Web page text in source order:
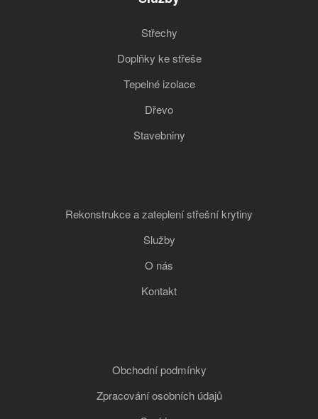
Střechy
Doplňky ke střeše
Tepelné izolace
Dřevo
Stavebniny
Rekonstrukce a zateplení střešní krytiny
Služby
O nás
Kontakt
Obchodní podmínky
Zpracování osobních údajů